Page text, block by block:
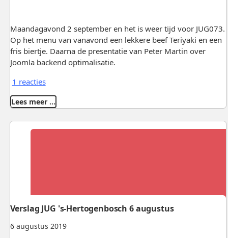
Maandagavond 2 september en het is weer tijd voor JUG073.
Op het menu van vanavond een lekkere beef Teriyaki en een
fris biertje. Daarna de presentatie van Peter Martin over
Joomla backend optimalisatie.
1 reacties
Lees meer …
6 augustus 2019
Verslag JUG 's-Hertogenbosch 6 augustus